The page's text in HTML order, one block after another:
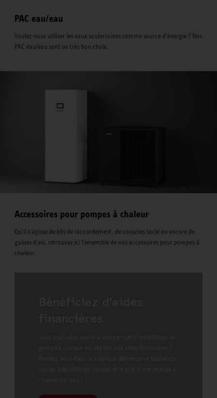
PAC eau/eau
Voulez-vous utiliser les eaux souterraines comme source d'énergie ? Nos
PAC eau/eau sont un très bon choix.
Accessoires pour pompes à chaleur
Qu'il s'agisse de kits de raccordement, de consoles socle ou encore de
gaines d'air, retrouvez ici l'ensemble de nos accessoires pour pompes à
chaleur.